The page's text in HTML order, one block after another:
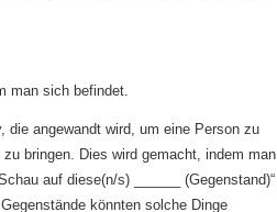
sich befindet.
die angewandt wird, um eine Person zu
bringen. Dies wird gemacht, indem man
auf diese(n/s) ______ (Gegenstand)“
könnten solche Dinge